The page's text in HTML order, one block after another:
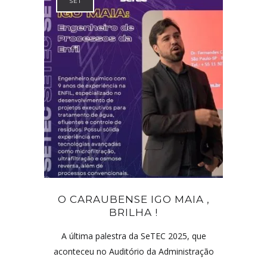
O CARAUBENSE IGO MAIA ,
BRILHA !
A última palestra da SeTEC 2025, que
aconteceu no Auditório da Administração